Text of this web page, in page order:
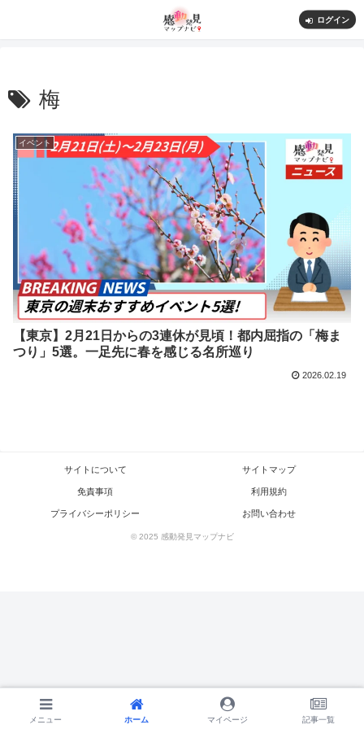
ログイン
梅
イベント
【東京】2月21日からの3連休が見頃！都内屈指の「梅ま
つり」5選。一足先に春を感じる名所巡り
2026.02.19
メニュー トップ サイドバー
サイトについて サイトマップ
免責事項 利用規約
プライバシーポリシー お問い合わせ
© 2025 感動発見マップナビ
メニュー ホーム マイページ 記事一覧